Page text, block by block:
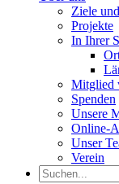
Ziele
Projekte
In Ihrer
Mitglied
Spenden
Unsere
Online-
Unser
Verein